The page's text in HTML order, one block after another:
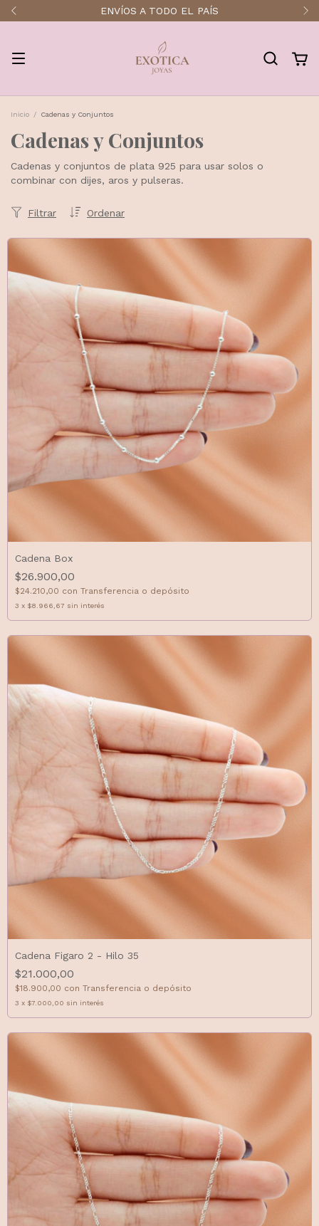
ENVÍOS A TODO EL PAÍS
Inicio / Cadenas y Conjuntos
Cadenas y Conjuntos
Cadenas y conjuntos de plata 925 para usar solos o
combinar con dijes, aros y pulseras.
Ordenar
Filtrar
Cadena Box
$26.900,00
$24.210,00 con Transferencia o depósito
3 x $8.966,67 sin interés
Cadena Figaro 2 - Hilo 35
$21.000,00
$18.900,00 con Transferencia o depósito
3 x $7.000,00 sin interés